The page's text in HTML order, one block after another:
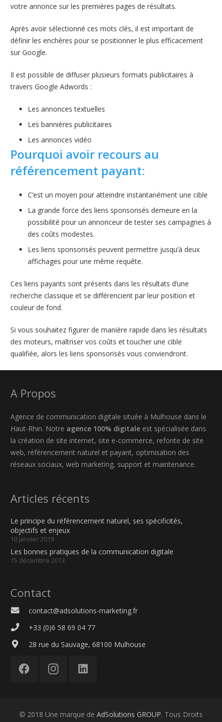
votre annonce sur les premières pages de résultats.
Après avoir sélectionné ces mots clés, il est important de
définir les enchères pour se positionner le plus efficacement
sur Google.
Il est possible de diffuser plusieurs formats publicitaires à
travers Google Adwords :
Les annonces textuelles
Les bannières publicitaires
Les annonces vidéo
Pourquoi avoir recours au
référencement payant:
C’est un moyen pour atteindre instantanément une cible
La grande force des liens sponsorisés demeure en la
possibilité pour un annonceur de tester ses campagnes à
des coûts modestes.
Les liens sponsorisés peuvent permettre jusqu’à deux
affichages pour une même requête.
Ces liens payants sont présents dans les résultats d’une
recherche classique et se différencient par leur position et
couleur de fond.
Si vous souhaitez figurer de manière rapide dans les résultats
des moteurs, maîtriser vos coûts et toucher une cible
qualifiée, alors les liens sponsorisés vous conviendront.
A Propos
Agence de communication digitale située à Mulhouse dans le
Haut-Rhin. Notre agence 100% digitale est spécialisée dans
la création de site internet, site e-commerce, refonte de site
web, référencement naturel et payant, optimisation des
réseaux sociaux, web marketing, support et maintenance.
Articles récents
Le principe du référencement naturel, ses spécificités,
objectifs et enjeux
10 janvier 2019
Les bonnes pratiques de la communication digitale
15 décembre 2013
Contact
contact@adsolutions-marketing.fr
+33 (0)6 58 69 04 77
28 rue du Sauvage, 68100 Mulhouse
© 2018 Une marque de AdSolutions GROUP. Tous Droits